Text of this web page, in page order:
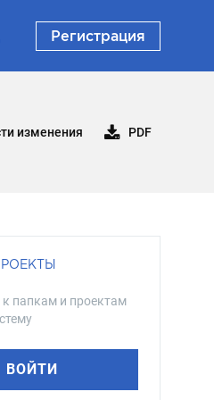
Регистрация
изменения PDF
к папкам и проектам
ВОЙТИ